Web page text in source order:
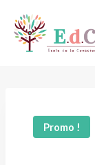
Promo !